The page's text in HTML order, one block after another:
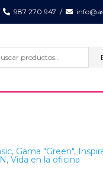
987 270 947 /
, Gama "Green",
, Vida en la oficina